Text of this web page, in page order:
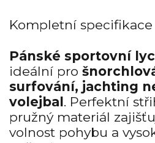
Kompletní specifikace
Pánské sportovní
ideální pro
surfování, jachting
volejbal. Perfektní
pružný materiál
volnost pohybu a